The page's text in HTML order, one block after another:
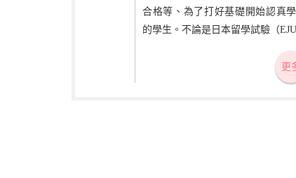
合格等、為了打好基礎開始認真
的學生。不論是日本留學試驗（
的衝刺課程、日本語能力試
（JLPT）衝刺班以及其他針對就職
導、針對學生不同的目的給予支援
更